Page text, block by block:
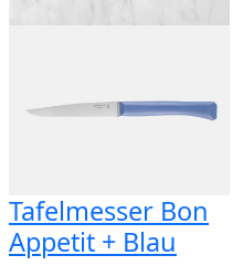
Tafelmesser Bon
Appetit + Blau